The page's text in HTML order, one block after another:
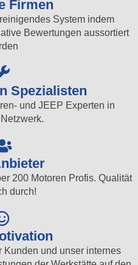
Firmen
System indem
Bewertungen aussortiert
Spezialisten
und JEEP Experten in
200 Motoren Profis. Qualität
durch!
Kunden und unser internes